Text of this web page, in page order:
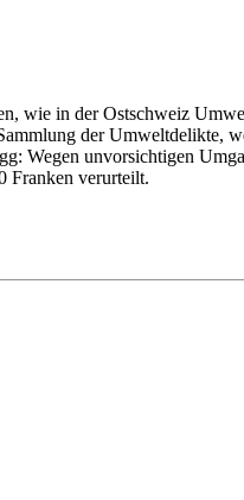
wie in der Ostschweiz
der Umweltdelikte,
Wegen unvorsichtigen
Franken verurteilt.